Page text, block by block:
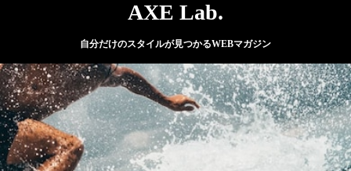
AXE Lab.
自分だけのスタイルが見つかるWEBマガジン